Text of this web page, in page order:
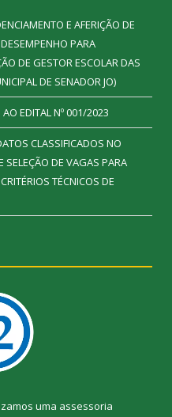
E AFERIÇÃO DE
PARA
DE GESTOR ESCOLAR DAS
DE SENADOR JO)
EDITAL Nº 001/2023
CLASSIFICADOS NO
SELEÇÃO DE VAGAS PARA
TÉCNICOS DE
uma assessoria